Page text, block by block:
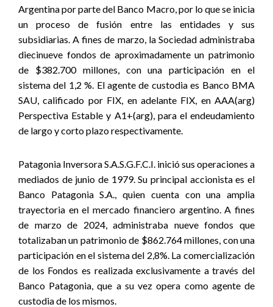
Argentina por parte del Banco Macro, por lo que se inicia
un proceso de fusión entre las entidades y sus
subsidiarias. A fines de marzo, la Sociedad administraba
diecinueve fondos de aproximadamente un patrimonio
de $382.700 millones, con una participación en el
sistema del 1,2 %. El agente de custodia es Banco BMA
SAU, calificado por FIX, en adelante FIX, en AAA(arg)
Perspectiva Estable y A1+(arg), para el endeudamiento
de largo y corto plazo respectivamente.
Patagonia Inversora S.A.S.G.F.C.I. inició sus operaciones a
mediados de junio de 1979. Su principal accionista es el
Banco Patagonia S.A., quien cuenta con una amplia
trayectoria en el mercado financiero argentino. A fines
de marzo de 2024, administraba nueve fondos que
totalizaban un patrimonio de $862.764 millones, con una
participación en el sistema del 2,8%. La comercialización
de los Fondos es realizada exclusivamente a través del
Banco Patagonia, que a su vez opera como agente de
custodia de los mismos.